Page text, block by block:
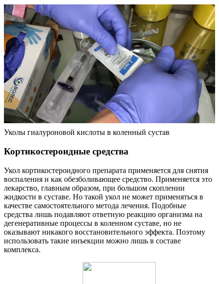
Уколы гиалуроновой кислоты в коленный сустав
Кортикостероидные средства
Укол кортикостероидного препарата применяется для снятия
воспаления и как обезболивающее средство. Применяется это
лекарство, главным образом, при большом скоплении
жидкости в суставе. Но такой укол не может применяться в
качестве самостоятельного метода лечения. Подобные
средства лишь подавляют ответную реакцию организма на
дегенеративные процессы в коленном суставе, но не
оказывают никакого восстановительного эффекта. Поэтому
использовать такие инъекции можно лишь в составе
комплекса.